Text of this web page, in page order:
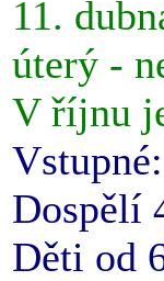
11.
úterý -
V říjnu
Vstupné:
Dospělí
Děti od